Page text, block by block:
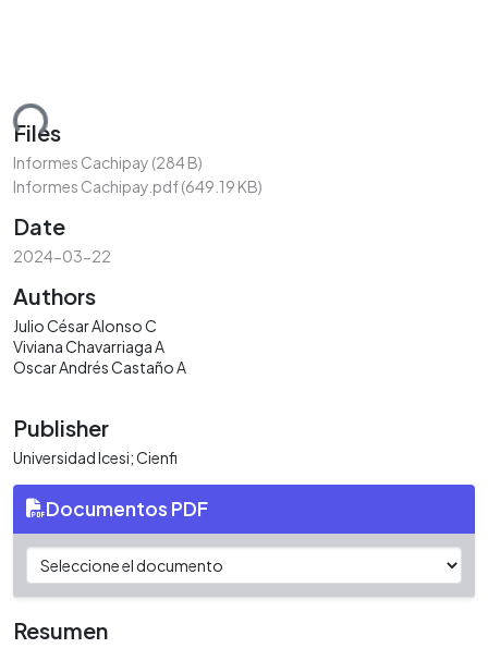
Files
Informes Cachipay (284 B)
Informes Cachipay.pdf(649.19 KB)
Date
2024-03-22
Authors
Julio César Alonso C
Viviana Chavarriaga A
Oscar Andrés Castaño A
Publisher
Universidad Icesi; Cienfi
Documentos PDF
Resumen